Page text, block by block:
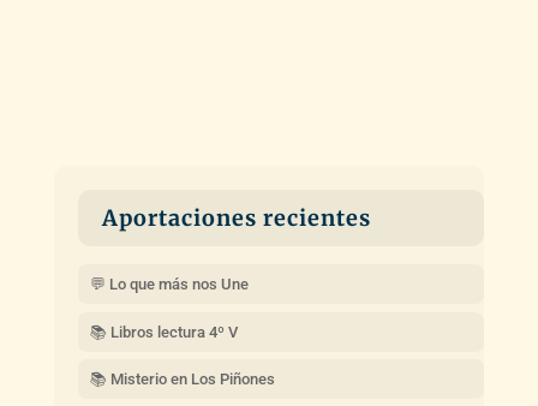
Aportaciones recientes
💬 Lo que más nos Une
📚 Libros lectura 4º V
📚 Misterio en Los Piñones